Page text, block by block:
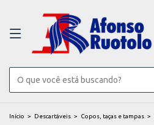
Início > Descartáveis > Copos, taças e tampas >